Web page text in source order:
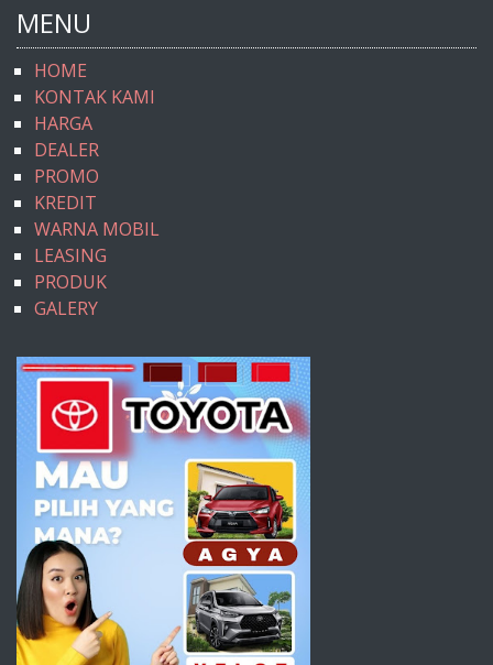
MENU
HOME
KONTAK KAMI
HARGA
DEALER
PROMO
KREDIT
WARNA MOBIL
LEASING
PRODUK
GALERY